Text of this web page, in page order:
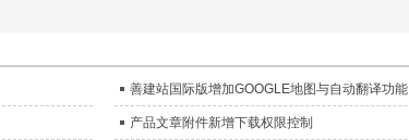
善建站国际版增加GOOGLE地图与自动翻译功能
产品文章附件新增下载权限控制